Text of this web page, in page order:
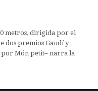
metros, dirigida por el
dos premios Gaudí y
por Món petit– narra la